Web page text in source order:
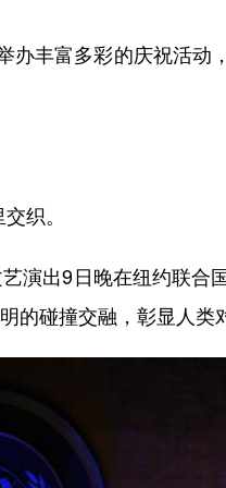
丰富多彩的庆祝活动
织。
出9日晚在纽约联合
的碰撞交融，彰显人类